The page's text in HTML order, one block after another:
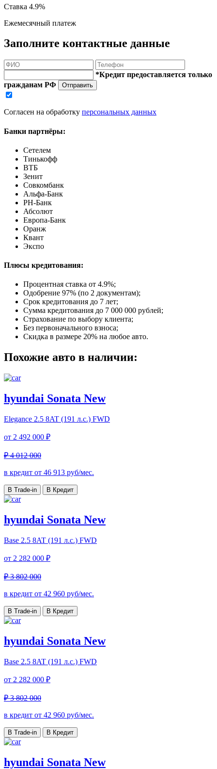
Ставка 4.9%
Ежемесячный платеж
Заполните контактные данные
*Кредит предоставляется только
гражданам РФ
Отправить
Согласен на обработку персональных данных
Банки партнёры:
Сетелем
Тинькофф
ВТБ
Зенит
Совкомбанк
Альфа-Банк
РН-Банк
Абсолют
Европа-Банк
Оранж
Квант
Экспо
Плюсы кредитования:
Процентная ставка от 4.9%;
Одобрение 97% (по 2 документам);
Срок кредитования до 7 лет;
Сумма кредитования до 7 000 000 рублей;
Страхование по выбору клиента;
Без первоначального взноса;
Скидка в размере 20% на любое авто.
Похожие авто в наличии:
hyundai Sonata New
Elegance 2.5 8AT (191 л.с.) FWD
от 2 492 000 ₽
₽ 4 012 000
в кредит от 46 913 руб/мес.
В Trade-in В Кредит
hyundai Sonata New
Base 2.5 8AT (191 л.с.) FWD
от 2 282 000 ₽
₽ 3 802 000
в кредит от 42 960 руб/мес.
В Trade-in В Кредит
hyundai Sonata New
Base 2.5 8AT (191 л.с.) FWD
от 2 282 000 ₽
₽ 3 802 000
в кредит от 42 960 руб/мес.
В Trade-in В Кредит
hyundai Sonata New